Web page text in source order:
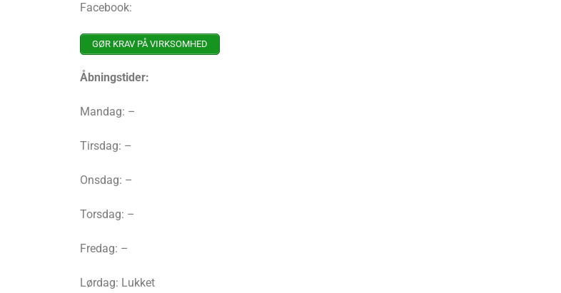
Facebook:
GØR KRAV PÅ VIRKSOMHED
Åbningstider:
Mandag: –
Tirsdag: –
Onsdag: –
Torsdag: –
Fredag: –
Lørdag: Lukket